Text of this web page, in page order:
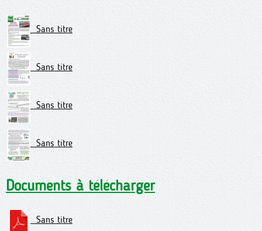
Sans titre
Sans titre
Sans titre
Sans titre
Documents à télécharger
Sans titre